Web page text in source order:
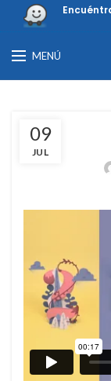
MENÚ
09
JUL